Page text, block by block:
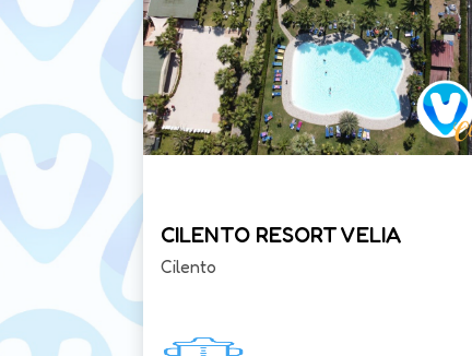
CILENTO RESORT VELIA
Cilento